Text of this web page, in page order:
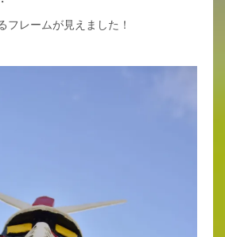
フレームが見えました！